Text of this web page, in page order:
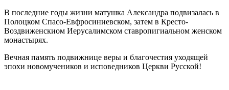
В последние годы жизни матушка Александра подвизалась в
Полоцком Спасо-Евфросиниевском, затем в Кресто-
Воздвиженскиом Иерусалимском ставропигиальном женском
монастырях.
Вечная память подвижнице веры и благочестия уходящей
эпохи новомучеников и исповедников Церкви Русской!